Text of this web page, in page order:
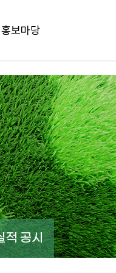
홍보마당
적 공시